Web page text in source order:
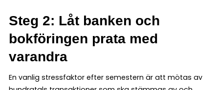
Steg 2: Låt banken och
bokföringen prata med
varandra
En vanlig stressfaktor efter semestern är att mötas av